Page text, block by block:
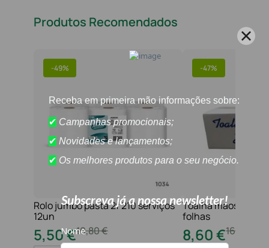
Produtos Recomendados
-49%
Rolo jumbo pasta 2f 210 serviços
12un
10,80€
5,50€
-47%
Toalha maos 2f
folhas
16
8,60€